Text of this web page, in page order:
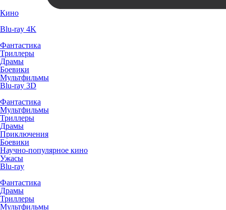
Кино
Blu-ray 4K
Фантастика
Триллеры
Драмы
Боевики
Мультфильмы
Blu-ray 3D
Фантастика
Мультфильмы
Триллеры
Драмы
Приключения
Боевики
Научно-популярное кино
Ужасы
Blu-ray
Фантастика
Драмы
Триллеры
Мультфильмы